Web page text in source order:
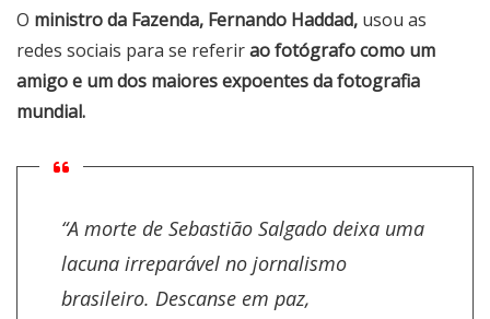
O ministro da Fazenda, Fernando Haddad, usou as
redes sociais para se referirao fotógrafo como um
amigo e um dos maiores expoentes da fotografia
mundial.
“A morte de Sebastião Salgado deixa uma
lacuna irreparável no jornalismo
brasileiro. Descanse em paz,